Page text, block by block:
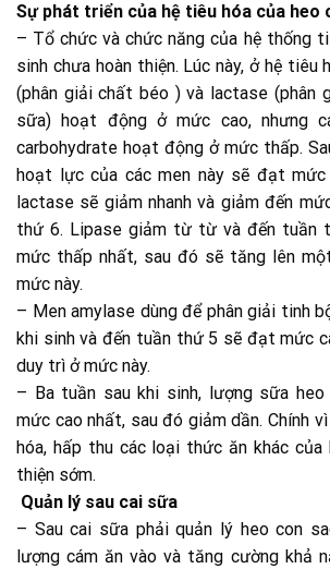
Sự phát triển của hệ tiêu hóa của heo
– Tổ chức và chức năng của hệ thống
sinh chưa hoàn thiện. Lúc này, ở hệ tiêu
(phân giải chất béo ) và lactase (phân
sữa) hoạt động ở mức cao, nhưng
carbohydrate hoạt động ở mức thấp.
hoạt lực của các men này sẽ đạt mức
lactase sẽ giảm nhanh và giảm đến
thứ 6. Lipase giảm từ từ và đến tuần
mức thấp nhất, sau đó sẽ tăng lên
mức này.
– Men amylase dùng để phân giải tinh
khi sinh và đến tuần thứ 5 sẽ đạt mức
duy trì ở mức này.
– Ba tuần sau khi sinh, lượng sữa
mức cao nhất, sau đó giảm dần. Chính
hóa, hấp thu các loại thức ăn khác của
thiện sớm.
Quản lý sau cai sữa
– Sau cai sữa phải quản lý heo con
lượng cám ăn vào và tăng cường khả